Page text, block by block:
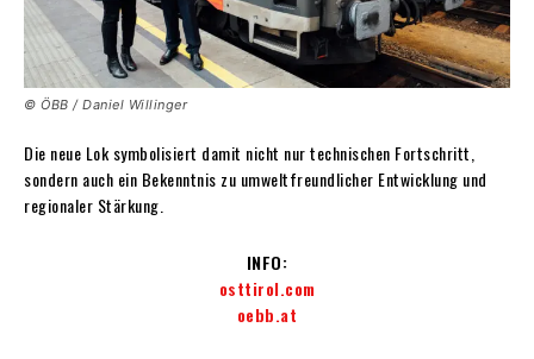
© ÖBB / Daniel Willinger
Die neue Lok symbolisiert damit nicht nur technischen Fortschritt,
sondern auch ein Bekenntnis zu umweltfreundlicher Entwicklung und
regionaler Stärkung.
INFO:
osttirol.com
oebb.at